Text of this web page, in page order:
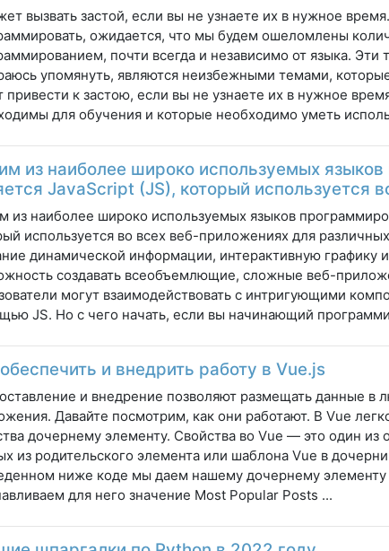
вызвать застой, если вы не узнаете их в нужное
ожидается, что мы будем ошеломлены
почти всегда и независимо от языка.
упомянуть, являются неизбежными темами,
привести к застою, если вы не узнаете их в нужное
для обучения и которые необходимо уметь
из наиболее широко используемых
JavaScript (JS), который используется
из наиболее широко используемых языков
используется во всех веб-приложениях для
динамической информации, интерактивную графику
создавать всеобъемлющие, сложные веб-
могут взаимодействовать с интригующими
JS. Но с чего начать, если вы начинающий
и внедрить работу в Vue.js
и внедрение позволяют размещать данные в
Давайте посмотрим, как они работают. В Vue
дочернему элементу. Свойства во Vue — это один из
из родительского элемента или шаблона Vue в
ниже коде мы даем нашему дочернему элементу
для него значение Most Popular Posts ...